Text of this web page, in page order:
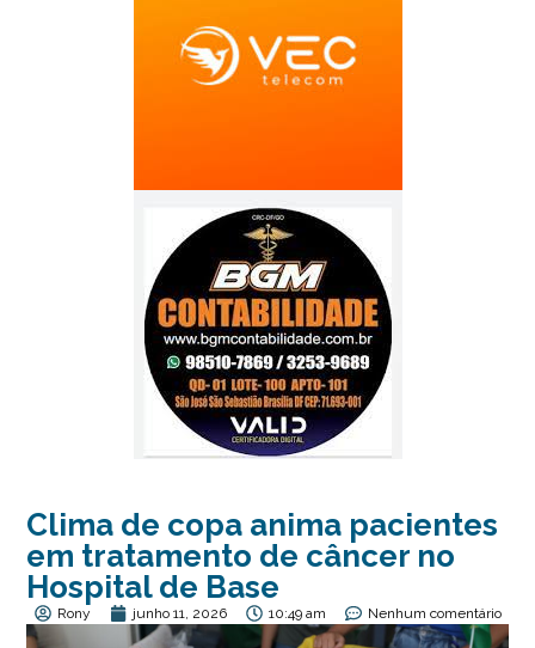
Clima de copa anima pacientes
em tratamento de câncer no
Hospital de Base
Rony junho 11, 2026 10:49 am Nenhum comentário